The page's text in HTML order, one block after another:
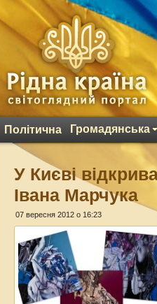
Політична Громадянська
У Києві
Івана Марчука
07 вересня 2012 о 16:23